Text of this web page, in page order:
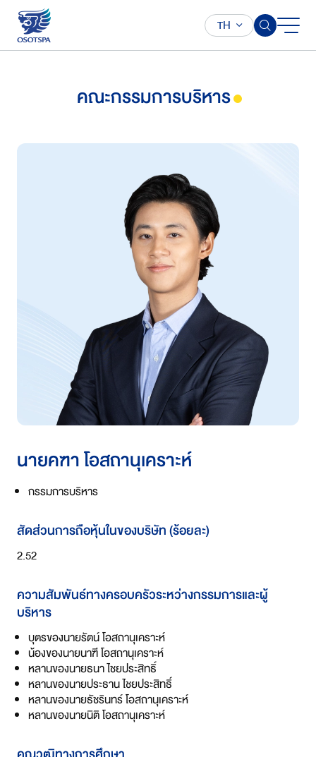
TH
คณะกรรมการบริหาร
นายคฑา โอสถานุเคราะห์
กรรมการบริหาร
สัดส่วนการถือหุ้นในของบริษัท (ร้อยละ)
2.52
ความสัมพันธ์ทางครอบครัวระหว่างกรรมการและผู้
บริหาร
บุตรของนายรัตน์ โอสถานุเคราะห์
น้องของนายนาฑี โอสถานุเคราะห์
หลานของนายธนา ไชยประสิทธิ์
หลานของนายประธาน ไชยประสิทธิ์
หลานของนายธัชรินทร์ โอสถานุเคราะห์
หลานของนายนิติ โอสถานุเคราะห์